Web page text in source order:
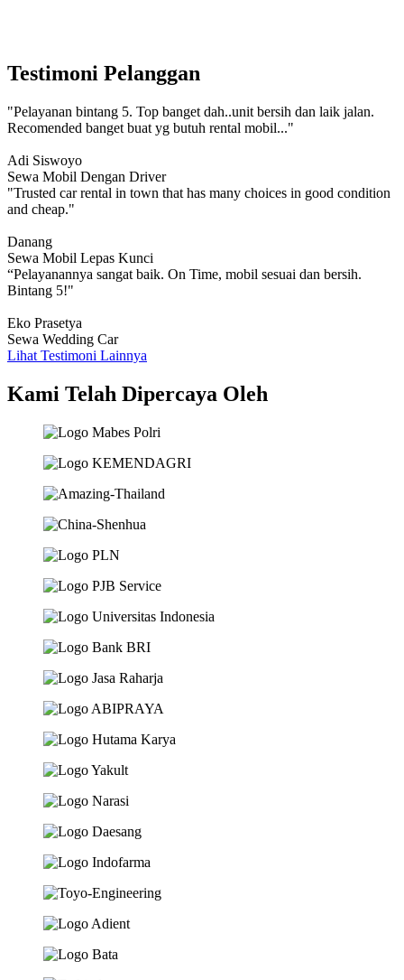
Testimoni Pelanggan
"Pelayanan bintang 5. Top banget dah..unit bersih dan laik jalan.
Recomended banget buat yg butuh rental mobil..."
Adi Siswoyo
Sewa Mobil Dengan Driver
"Trusted car rental in town that has many choices in good condition
and cheap."
Danang
Sewa Mobil Lepas Kunci
“Pelayanannya sangat baik. On Time, mobil sesuai dan bersih.
Bintang 5!"
Eko Prasetya
Sewa Wedding Car
Lihat Testimoni Lainnya
Kami Telah Dipercaya Oleh